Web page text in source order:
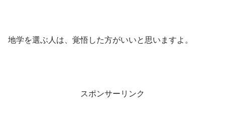
地学を選ぶ人は、覚悟した方がいいと思いますよ。
スポンサーリンク